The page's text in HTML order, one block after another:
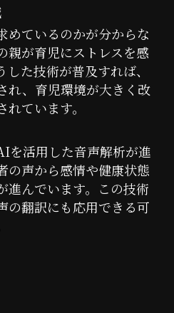
めているのかが分からな
親が育児にストレスを感
した技術が普及すれば、
れ、育児環境が大きく改
ています。
を活用した音声解析が進
の声から感情や健康状態
進んでいます。この技術
の翻訳にも応用できる可